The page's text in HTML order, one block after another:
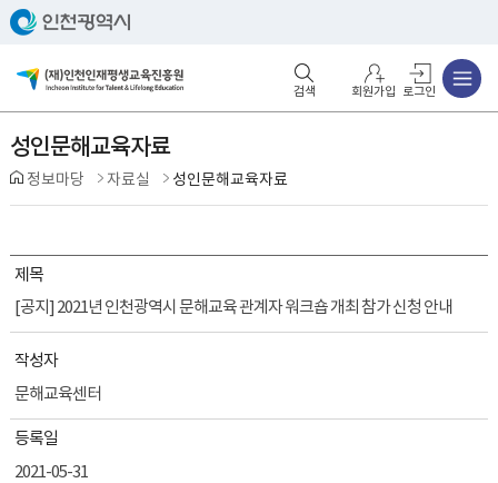
회원가입 로그인
성인문해교육자료
정보마당 자료실 성인문해교육자료
제목
[공지] 2021년 인천광역시 문해교육 관계자 워크숍 개최 참가 신청 안내
작성자
문해교육센터
등록일
2021-05-31